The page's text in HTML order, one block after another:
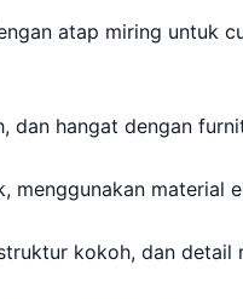
atap miring untuk
dan hangat dengan
menggunakan material
kokoh, dan